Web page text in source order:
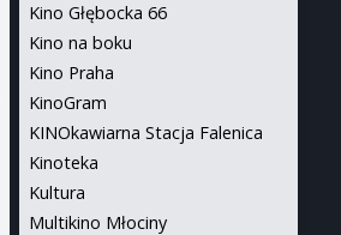
Kino Głębocka 66
Kino na boku
Kino Praha
KinoGram
KINOkawiarna Stacja Falenica
Kinoteka
Kultura
Multikino Młociny